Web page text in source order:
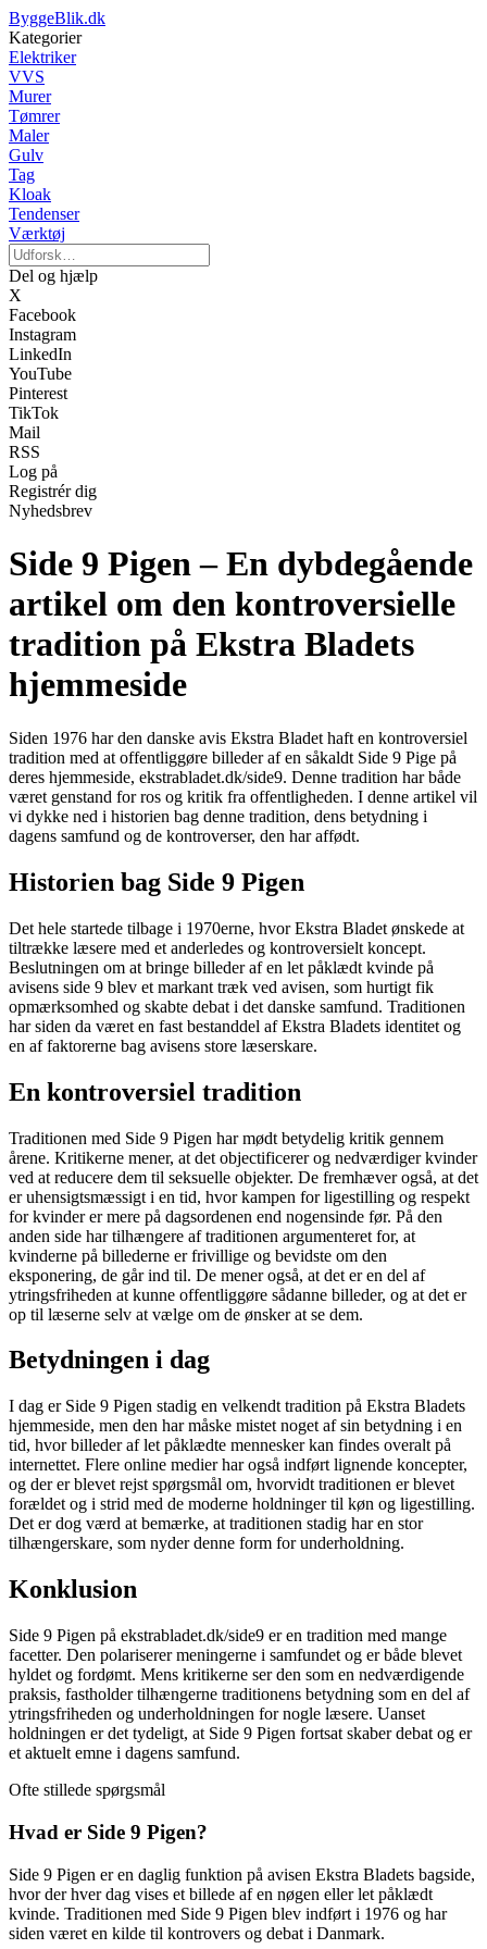
ByggeBlik.dk
Kategorier
Elektriker
VVS
Murer
Tømrer
Maler
Gulv
Tag
Kloak
Tendenser
Værktøj
Del og hjælp
X
Facebook
Instagram
LinkedIn
YouTube
Pinterest
TikTok
Mail
RSS
Log på
Registrér dig
Nyhedsbrev
Side 9 Pigen – En dybdegående
artikel om den kontroversielle
tradition på Ekstra Bladets
hjemmeside
Siden 1976 har den danske avis Ekstra Bladet haft en kontroversiel
tradition med at offentliggøre billeder af en såkaldt Side 9 Pige på
deres hjemmeside, ekstrabladet.dk/side9. Denne tradition har både
været genstand for ros og kritik fra offentligheden. I denne artikel vil
vi dykke ned i historien bag denne tradition, dens betydning i
dagens samfund og de kontroverser, den har affødt.
Historien bag Side 9 Pigen
Det hele startede tilbage i 1970erne, hvor Ekstra Bladet ønskede at
tiltrække læsere med et anderledes og kontroversielt koncept.
Beslutningen om at bringe billeder af en let påklædt kvinde på
avisens side 9 blev et markant træk ved avisen, som hurtigt fik
opmærksomhed og skabte debat i det danske samfund. Traditionen
har siden da været en fast bestanddel af Ekstra Bladets identitet og
en af faktorerne bag avisens store læserskare.
En kontroversiel tradition
Traditionen med Side 9 Pigen har mødt betydelig kritik gennem
årene. Kritikerne mener, at det objectificerer og nedværdiger kvinder
ved at reducere dem til seksuelle objekter. De fremhæver også, at det
er uhensigtsmæssigt i en tid, hvor kampen for ligestilling og respekt
for kvinder er mere på dagsordenen end nogensinde før. På den
anden side har tilhængere af traditionen argumenteret for, at
kvinderne på billederne er frivillige og bevidste om den
eksponering, de går ind til. De mener også, at det er en del af
ytringsfriheden at kunne offentliggøre sådanne billeder, og at det er
op til læserne selv at vælge om de ønsker at se dem.
Betydningen i dag
I dag er Side 9 Pigen stadig en velkendt tradition på Ekstra Bladets
hjemmeside, men den har måske mistet noget af sin betydning i en
tid, hvor billeder af let påklædte mennesker kan findes overalt på
internettet. Flere online medier har også indført lignende koncepter,
og der er blevet rejst spørgsmål om, hvorvidt traditionen er blevet
forældet og i strid med de moderne holdninger til køn og ligestilling.
Det er dog værd at bemærke, at traditionen stadig har en stor
tilhængerskare, som nyder denne form for underholdning.
Konklusion
Side 9 Pigen på ekstrabladet.dk/side9 er en tradition med mange
facetter. Den polariserer meningerne i samfundet og er både blevet
hyldet og fordømt. Mens kritikerne ser den som en nedværdigende
praksis, fastholder tilhængerne traditionens betydning som en del af
ytringsfriheden og underholdningen for nogle læsere. Uanset
holdningen er det tydeligt, at Side 9 Pigen fortsat skaber debat og er
et aktuelt emne i dagens samfund.
Ofte stillede spørgsmål
Hvad er Side 9 Pigen?
Side 9 Pigen er en daglig funktion på avisen Ekstra Bladets bagside,
hvor der hver dag vises et billede af en nøgen eller let påklædt
kvinde. Traditionen med Side 9 Pigen blev indført i 1976 og har
siden været en kilde til kontrovers og debat i Danmark.